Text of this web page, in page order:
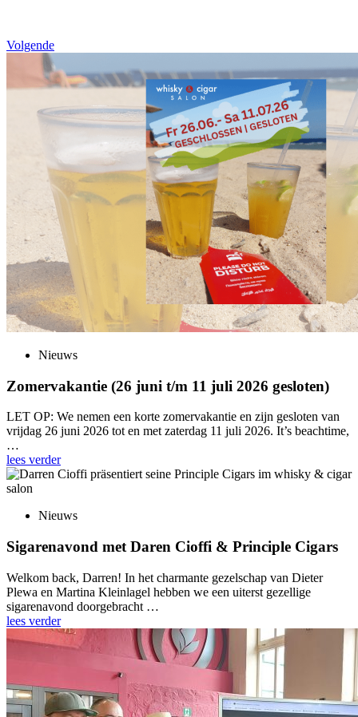
Volgende
Nieuws
Zomervakantie (26 juni t/m 11 juli 2026 gesloten)
LET OP: We nemen een korte zomervakantie en zijn gesloten van
vrijdag 26 juni 2026 tot en met zaterdag 11 juli 2026. It’s beachtime,
…
lees verder
Nieuws
Sigarenavond met Daren Cioffi & Principle Cigars
Welkom back, Darren! In het charmante gezelschap van Dieter
Plewa en Martina Kleinlagel hebben we een uiterst gezellige
sigarenavond doorgebracht …
lees verder